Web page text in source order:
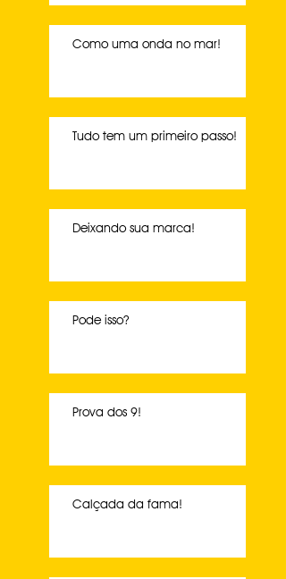
Como uma onda no mar!
Tudo tem um primeiro passo!
Deixando sua marca!
Pode isso?
Prova dos 9!
Calçada da fama!